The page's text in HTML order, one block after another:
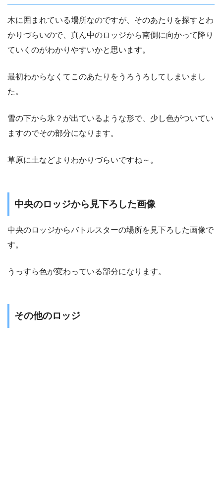
木に囲まれている場所なのですが、そのあたりを探すとわ
かりづらいので、真ん中のロッジから南側に向かって降り
ていくのがわかりやすいかと思います。
最初わからなくてこのあたりをうろうろしてしまいまし
た。
雪の下から氷？が出ているような形で、少し色がついてい
ますのでその部分になります。
草原に土などよりわかりづらいですね～。
中央のロッジから見下ろした画像
中央のロッジからバトルスターの場所を見下ろした画像で
す。
うっすら色が変わっている部分になります。
その他のロッジ